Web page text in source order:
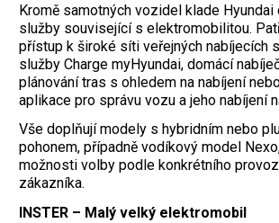
Kromě samotných vozidel klade Hyundai
služby související s elektromobilitou.
přístup k ­široké síti veřejných nabíjecích
služby Charge myHyundai, domácí
plánování tras s ohledem na nabíjení
aplikace pro správu vozu a jeho nabíjení
Vše doplňují modely s hybridním nebo
pohonem, případně vodíkový model
možnosti volby podle konkrétního
zákazníka.
INSTER – Malý velký elektromobil